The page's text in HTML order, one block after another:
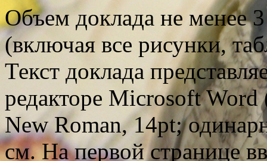
Объем доклада не менее
(включая все рисунки,
Текст доклада
редакторе Microsoft
New Roman, 14pt;
см. На первой странице